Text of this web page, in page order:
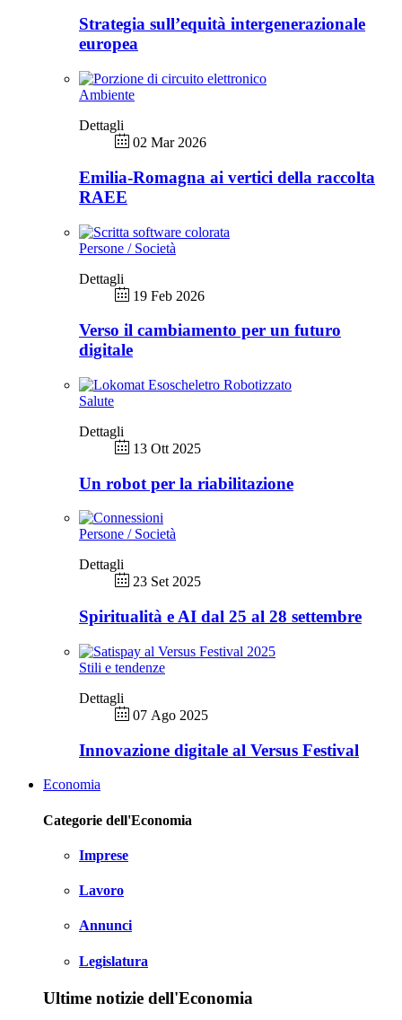
Strategia sull’equità intergenerazionale
europea
Ambiente
Dettagli
02 Mar 2026
Emilia-Romagna ai vertici della raccolta
RAEE
Persone / Società
Dettagli
19 Feb 2026
Verso il cambiamento per un futuro
digitale
Salute
Dettagli
13 Ott 2025
Un robot per la riabilitazione
Persone / Società
Dettagli
23 Set 2025
Spiritualità e AI dal 25 al 28 settembre
Stili e tendenze
Dettagli
07 Ago 2025
Innovazione digitale al Versus Festival
Economia
Categorie dell'Economia
Imprese
Lavoro
Annunci
Legislatura
Ultime notizie dell'Economia